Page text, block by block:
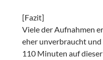
[Fazit]
Viele der Aufnahmen
eher unverbraucht und
110 Minuten auf